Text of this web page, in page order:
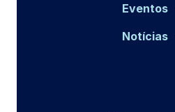
Eventos
Notícias